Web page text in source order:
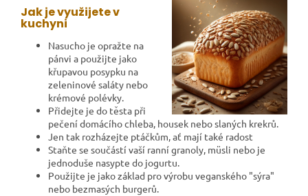
Jak je využijete v
kuchyni
Nasucho je opražte na
pánvi a použijte jako
křupavou posypku na
zeleninové saláty nebo
krémové polévky.
Přidejte je do těsta při
pečení domácího chleba, housek nebo slaných krekrů.
Jen tak rozházejte ptáčkům, ať mají také radost
Staňte se součástí vaší ranní granoly, müsli nebo je
jednoduše nasypte do jogurtu.
Použijte je jako základ pro výrobu veganského "sýra"
nebo bezmasých burgerů.